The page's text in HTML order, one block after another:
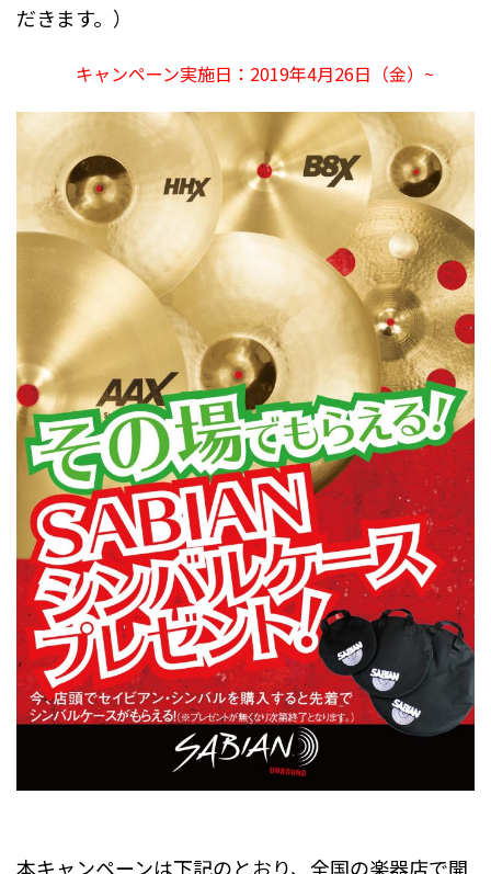
だきます。）
キャンペーン実施日：2019年4月26日（金）~
本キャンペーンは下記のとおり、全国の楽器店で開